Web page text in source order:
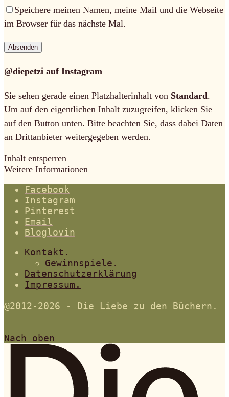
Speichere meinen Namen, meine Mail und die Webseite
im Browser für das nächste Mal.
@diepetzi auf Instagram
Sie sehen gerade einen Platzhalterinhalt von Standard.
Um auf den eigentlichen Inhalt zuzugreifen, klicken Sie
auf den Button unten. Bitte beachten Sie, dass dabei Daten
an Drittanbieter weitergegeben werden.
Inhalt entsperren
Weitere Informationen
Facebook
Instagram
Pinterest
Email
Bloglovin
Kontakt.
Gewinnspiele.
Datenschutzerklärung
Impressum.
@2012-2026 - Die Liebe zu den Büchern.
Nach oben